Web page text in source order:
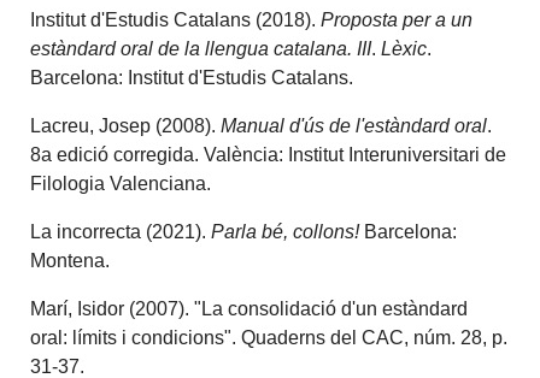
Institut d'Estudis Catalans (2018).Proposta per a un
estàndard oral de la llengua catalana. III.Lèxic.
Barcelona: Institut d'Estudis Catalans.
Lacreu, Josep (2008).Manual d'ús de l'estàndard oral.
8a edició corregida. València: Institut Interuniversitari de
Filologia Valenciana.
La incorrecta (2021).Parla bé, collons!Barcelona:
Montena.
Marí, Isidor (2007). "La consolidació d'un estàndard
oral: límits i condicions". Quaderns del CAC, núm. 28, p.
31-37.